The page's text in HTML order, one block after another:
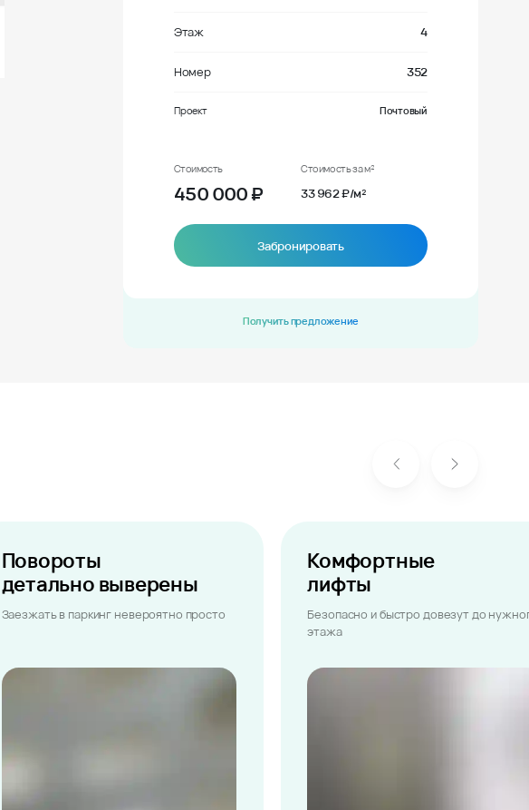
Этаж 4
Номер 352
Проект Почтовый
Стоимость
450 000₽
Стоимость за м²
33 962 ₽/м²
Забронировать
Получить предложение
Повороты
детально выверены
Заезжать в паркинг невероятно просто
Комфортные
лифты
Безопасно и быстро довезут до
этажа